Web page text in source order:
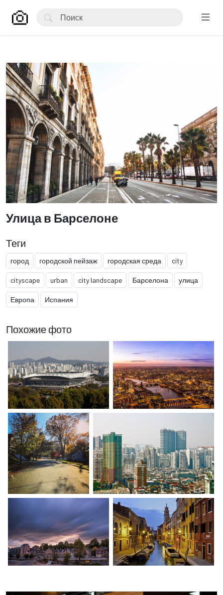
Улица в Барселоне
Теги
город городской пейзаж городская среда city
cityscape urban city landscape Барселона улица
Европа Испания
Похожие фото